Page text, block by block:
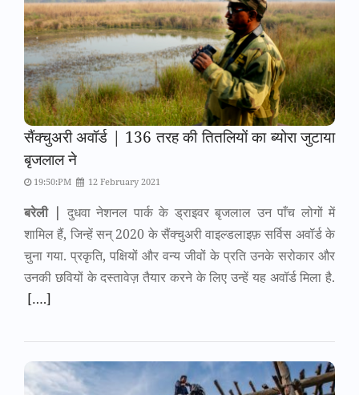
सैंक्चुअरी अवॉर्ड | 136 तरह की तितलियों का ब्योरा जुटाया
बृजलाल ने
19:50:PM 12 February 2021
बरेली | दुधवा नेशनल पार्क के ड्राइवर बृजलाल उन पाँच लोगों में
शामिल हैं, जिन्हें सन् 2020 के सैंक्चुअरी वाइल्डलाइफ़ सर्विस अवॉर्ड के
चुना गया. प्रकृति, पक्षियों और वन्य जीवों के प्रति उनके सरोकार और
उनकी छवियों के दस्तावेज़ तैयार करने के लिए उन्हें यह अवॉर्ड मिला है.
[….]